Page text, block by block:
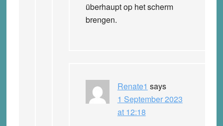
überhaupt op het scherm
brengen.
Renate1 says
1 September 2023
at 12:18